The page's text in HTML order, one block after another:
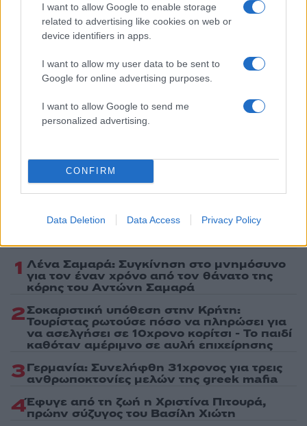
I want to allow Google to enable storage
related to advertising like cookies on web or
device identifiers in apps.
I want to allow my user data to be sent to
Google for online advertising purposes.
I want to allow Google to send me
personalized advertising.
CONFIRM
Data Deletion Data Access Privacy Policy
Όροι Χρήσης. Το site προστατεύεται από reCAPTCHA, ισχύουν
Πολιτική Απορρήτου&Όροι Χρήσηςτης Google.
Lifestyle
OSCARS
ΒΡΑΒΕΙΑ ΟΣΚΑΡ ΟΣΚΑΡ
Ακολουθήστε το Νewsit.gr στο
1 Λένα Σαμαρά: Συγκίνηση στο μνημόσυνο
για τον έναν χρόνο από τον θάνατο της
κόρης του Αντώνη Σαμαρά
2Σοκαριστική υπόθεση στην Κρήτη:
Τουρίστας ρωτούσε πόσο να πληρώσει για
να ασελγήσει σε 10χρονο κορίτσι - Το παιδί
καθόταν αμέριμνο σε αυλή επιχείρησης
3Γερμανία: Συνελήφθη 31χρονος για τρεις
ανθρωποκτονίες μελών της greek mafia
4Έφυγε από τη ζωή η Χριστίνα Πιτουρά,
πρώην σύζυγος του Βασίλη Χιώτη